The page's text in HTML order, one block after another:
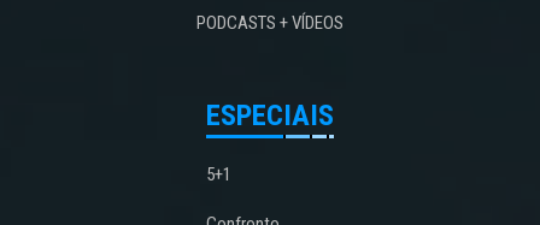
PODCASTS + VÍDEOS
ESPECIAIS
5+1